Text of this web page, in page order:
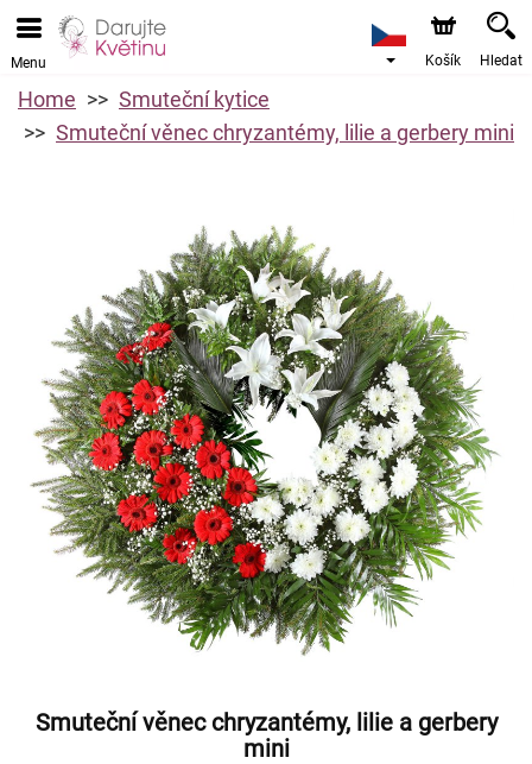
Menu Košík Hledat
Home
Smuteční kytice
Smuteční věnec chryzantémy, lilie a gerbery mini
Smuteční věnec chryzantémy, lilie a gerbery
mini